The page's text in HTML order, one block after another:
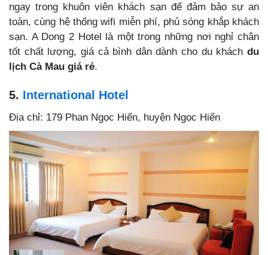
ngay trong khuôn viên khách sạn để đảm bảo sự an
toàn, cùng hệ thống wifi miễn phí, phủ sóng khắp khách
sạn. A Dong 2 Hotel là một trong những nơi nghỉ chân
tốt chất lượng, giá cả bình dân dành cho du khách du
lịch Cà Mau giá rẻ.
5. International Hotel
Địa chỉ: 179 Phan Ngọc Hiển, huyện Ngọc Hiển